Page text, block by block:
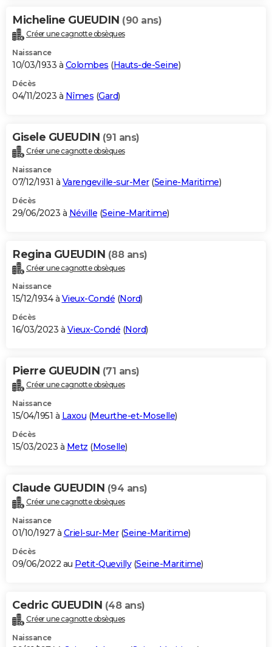
Micheline GUEUDIN (90 ans)
Créer une cagnotte obsèques
Naissance
10/03/1933 à Colombes (Hauts-de-Seine)
Décès
04/11/2023 à Nîmes (Gard)
Gisele GUEUDIN (91 ans)
Créer une cagnotte obsèques
Naissance
07/12/1931 à Varengeville-sur-Mer(Seine-Maritime)
Décès
29/06/2023 à Néville (Seine-Maritime)
Regina GUEUDIN (88 ans)
Créer une cagnotte obsèques
Naissance
15/12/1934 à Vieux-Condé (Nord)
Décès
16/03/2023 à Vieux-Condé (Nord)
Pierre GUEUDIN (71 ans)
Créer une cagnotte obsèques
Naissance
15/04/1951 à Laxou (Meurthe-et-Moselle)
Décès
15/03/2023 à Metz (Moselle)
Claude GUEUDIN (94 ans)
Créer une cagnotte obsèques
Naissance
01/10/1927 à Criel-sur-Mer(Seine-Maritime)
Décès
09/06/2022 au Petit-Quevilly(Seine-Maritime)
Cedric GUEUDIN (48 ans)
Créer une cagnotte obsèques
Naissance